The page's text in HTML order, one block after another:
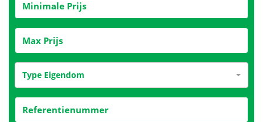
Type Eigendom